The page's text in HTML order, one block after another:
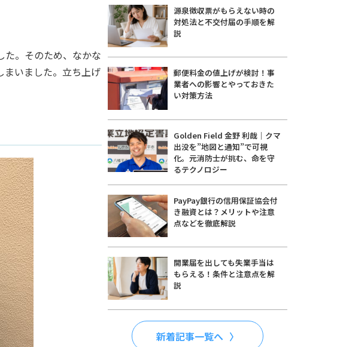
た。そのため、なかな
まいました。立ち上げ
源泉徴収票がもらえない時の
対処法と不交付届の手順を解
説
郵便料金の値上げが検討！事
業者への影響とやっておきた
い対策方法
Golden Field 金野 利哉｜クマ
出没を”地図と通知”で可視
化。元消防士が挑む、命を守
るテクノロジー
PayPay銀行の信用保証協会付
き融資とは？メリットや注意
点などを徹底解説
開業届を出しても失業手当は
もらえる！条件と注意点を解
説
新着記事一覧へ